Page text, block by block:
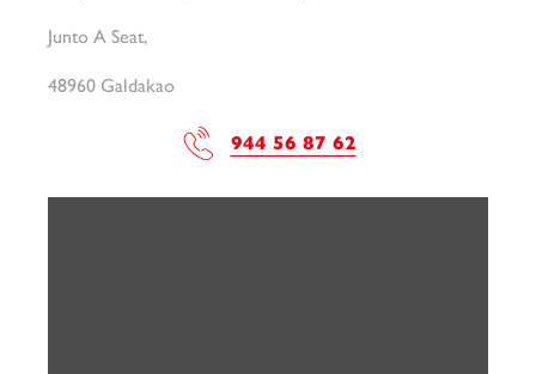
Junto A Seat,
48960 Galdakao
944 56 87 62